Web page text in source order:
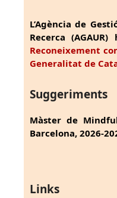
L’Agència de
Recerca
Reconeixement
Generalitat de
Suggeriments
Màster de
Barcelona, 2026-
Links